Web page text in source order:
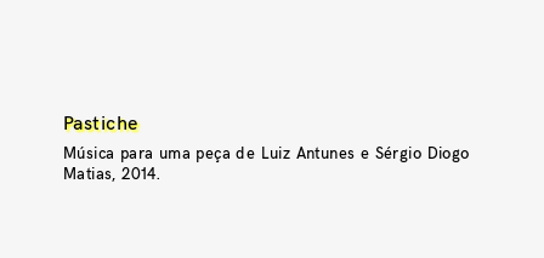
Pastiche
Música para uma peça de Luiz Antunes e Sérgio Diogo
Matias, 2014.